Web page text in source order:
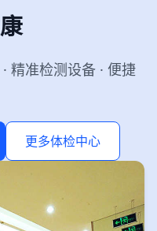
精准检测设备 · 便捷
更多体检中心